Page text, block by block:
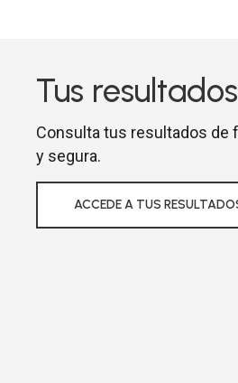
Tus resultados
Consulta tus resultados de
y segura.
ACCEDE A TUS